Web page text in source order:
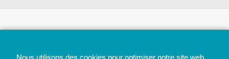
Nous utilisons des cookies pour optimiser notre site web.